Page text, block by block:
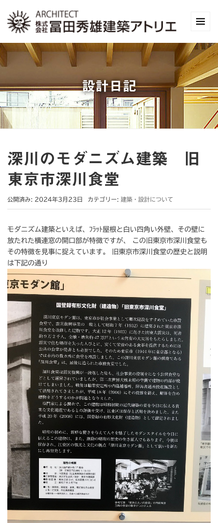
設計日記
深川のモダニズム建築 旧
東京市深川食堂
公開済み: 2024年3月23日 カテゴリー: 建築・設計について
モダニズム建築といえば、ﾌﾗｯﾄ屋根と白い四角い外壁、その壁に
放たれた横連窓の開口部が特徴ですが、 この旧東京市深川食堂も
その特徴を見事に捉えています。 旧東京市深川食堂の歴史と説明
は下記の通り